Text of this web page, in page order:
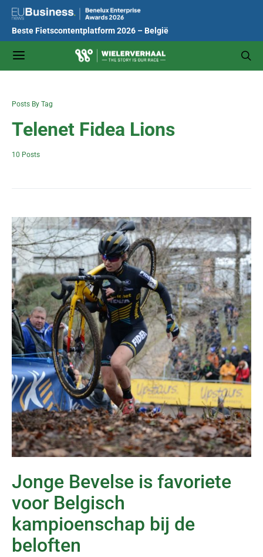
Beste Fietscontentplatform 2026 – België
Posts By Tag
Telenet Fidea Lions
10 Posts
Jonge Bevelse is favoriete
voor Belgisch
kampioenschap bij de
beloften